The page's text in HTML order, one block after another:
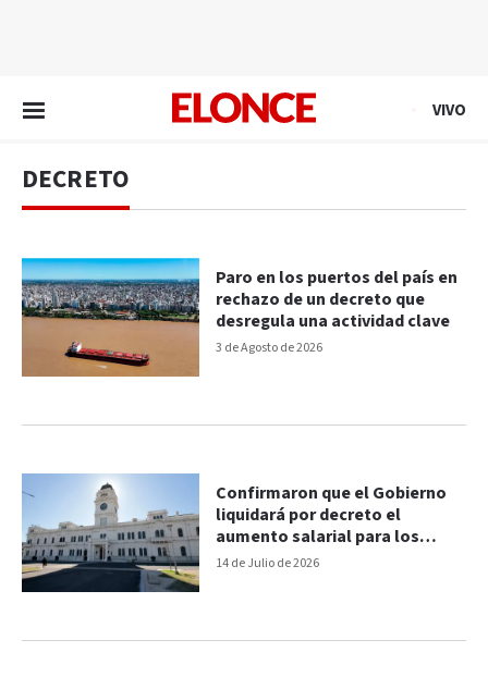
VIVO
DECRETO
3 de Agosto de 2026
Paro en los puertos del país en
rechazo de un decreto que
desregula una actividad clave
14 de Julio de 2026
Confirmaron que el Gobierno
liquidará por decreto el
aumento salarial para los
docentes